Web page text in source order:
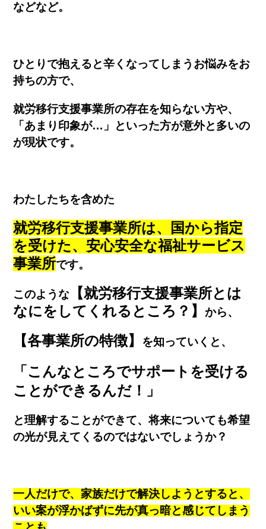
などなど。
ひとりで抱えると辛くなってしまうお悩みをお
持ちの方で、
就労移行支援事業所の存在を知らない方や、
「あまり印象が…」といった方が意外と多いの
が現状です。
わたしたちを含めた
就労移行支援事業所は、国から指定
を受けた、安心安全な福祉サービス
事業所です。
このような
【就労移行支援事業所とは
なにをしてくれるところ？】から、
【各事業所の特徴】 を知っていくと、
「こんなところでサポートを受ける
ことができるんだ！」
と理解することができて、将来についても希望
の光が見えてくるのではないでしょうか？
一人だけで、家族だけで解決しようとすると、
いい案が浮かばずに先が真っ暗と感じてしまう